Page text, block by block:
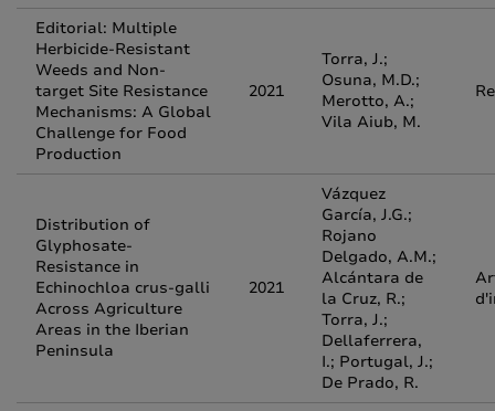
Editorial: Multiple
Herbicide-Resistant
Weeds and Non-
target Site Resistance
Mechanisms: A Global
Challenge for Food
Production
2021
Torra, J.;
Osuna, M.D.;
Merotto, A.;
Vila Aiub, M.
Distribution of
Glyphosate-
Resistance in
Echinochloa crus-galli
Across Agriculture
Areas in the Iberian
Peninsula
2021
Vázquez
García, J.G.;
Rojano
Delgado, A.M.;
Alcántara de
la Cruz, R.;
Torra, J.;
Dellaferrera,
I.; Portugal, J.;
De Prado, R.